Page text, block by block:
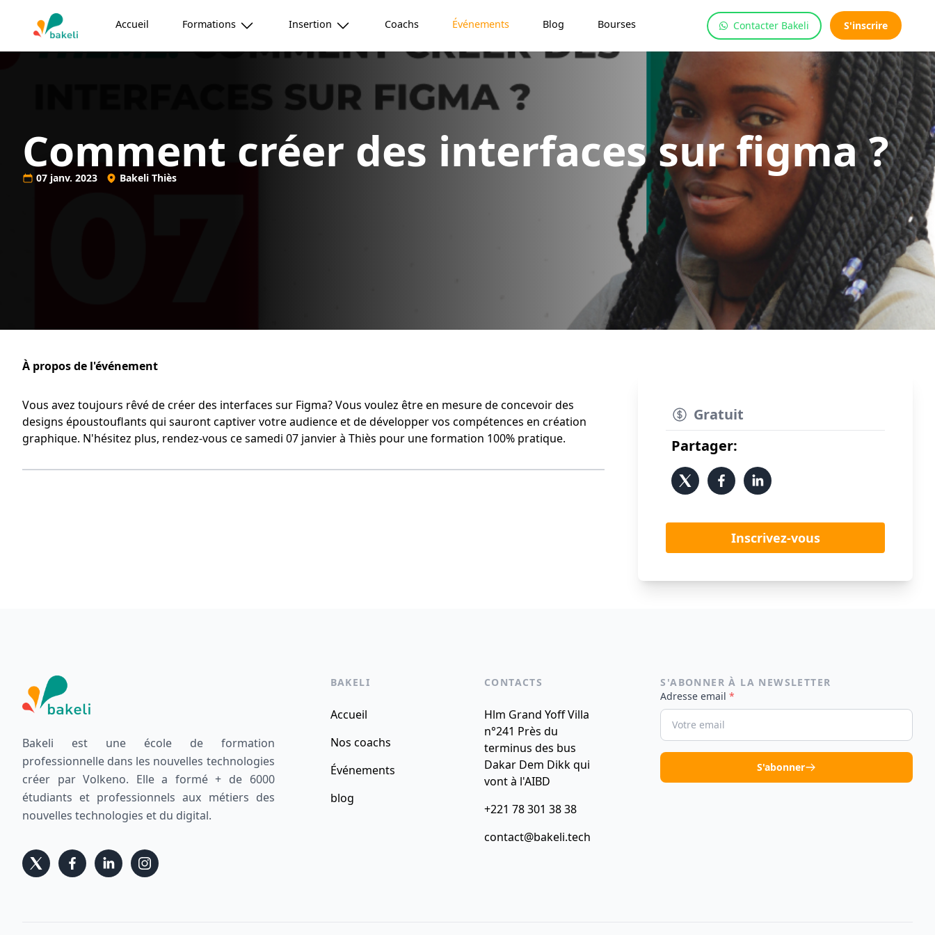
Bakeli School of Technology
Accueil Formations Insertion Coachs Événements Blog Bourses Contacter Bakeli S'inscrire
Comment créer des interfaces sur figma ?
07 janv. 2023 Bakeli Thiès
À propos de l'événement
Vous avez toujours rêvé de créer des interfaces sur Figma? Vous voulez être en mesure de concevoir des
designs époustouflants qui sauront captiver votre audience et de développer vos compétences en création
graphique. N'hésitez plus, rendez-vous ce samedi 07 janvier à Thiès pour une formation 100% pratique.
Gratuit
Partager:
Inscrivez-vous
Bakeli est une école de formation
professionnelle dans les nouvelles technologies
créer par Volkeno. Elle a formé + de 6000
étudiants et professionnels aux métiers des
nouvelles technologies et du digital.
BAKELI
Accueil
Nos coachs
Événements
blog
CONTACTS
Hlm Grand Yoff Villa
n°241 Près du
terminus des bus
Dakar Dem Dikk qui
vont à l'AIBD
+221 78 301 38 38
contact@bakeli.tech
S'ABONNER À LA NEWSLETTER
Adresse email*
S'abonner